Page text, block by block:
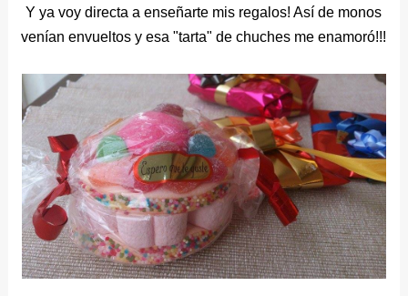
Y ya voy directa a enseñarte mis regalos! Así de monos
venían envueltos y esa "tarta" de chuches me enamoró!!!